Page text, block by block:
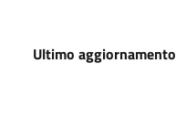
Ultimo aggiornamento